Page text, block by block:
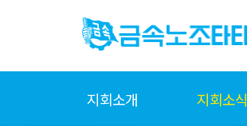
지회소개 지회소식